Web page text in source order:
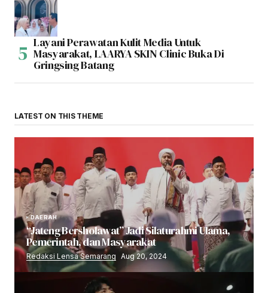
Layani Perawatan Kulit Media Untuk
Masyarakat, LAARYA SKIN Clinic Buka Di
Gringsing Batang
LATEST ON THIS THEME
DAERAH
“Jateng Bersholawat” Jadi Silaturahmi Ulama,
Pemerintah, dan Masyarakat
Redaksi Lensa Semarang Aug 20, 2024